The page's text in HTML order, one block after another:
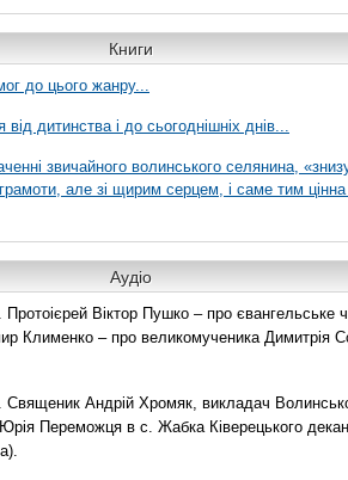
Книги
до цього жанру...
дитинства і до сьогоднішніх днів...
звичайного волинського селянина,
але зі щирим серцем, і саме тим
Аудіо
Віктор Пушко – про євангельське
Клименко – про великомученика Димитрія
Андрій Хромяк, викладач
Переможця в с. Жабка Ківерецького